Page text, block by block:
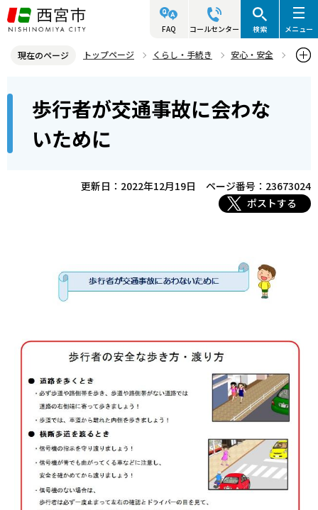
こ
の
ジ
頭
FAQ コールセンター 検索 メニュー
現在のページ トップページ くらし・手続き
安心・安全
歩行者が交通事故に会わないために
歩行者が交通事故に会わな
いために
更新日：2022年12月19日
ページ番号：23673024
ポストする